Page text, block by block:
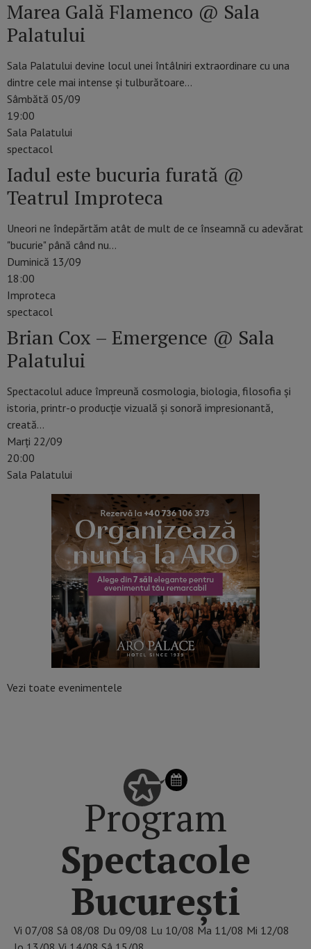
Marea Gală Flamenco @ Sala
Palatului
Sala Palatului devine locul unei întâlniri extraordinare cu una
dintre cele mai intense și tulburătoare…
Sâmbătă 05/09
19:00
Sala Palatului
spectacol
Iadul este bucuria furată @
Teatrul Improteca
Uneori ne îndepărtăm atât de mult de ce înseamnă cu adevărat
"bucurie" până când nu…
Duminică 13/09
18:00
Improteca
spectacol
Brian Cox – Emergence @ Sala
Palatului
Spectacolul aduce împreună cosmologia, biologia, filosofia și
istoria, printr-o producție vizuală și sonoră impresionantă,
creată…
Marți 22/09
20:00
Sala Palatului
Vezi toate evenimentele
Program
Spectacole
București
Vi 07/08 Sâ 08/08 Du 09/08 Lu 10/08 Ma 11/08 Mi 12/08